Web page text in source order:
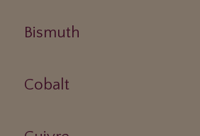
Bismuth
Cobalt